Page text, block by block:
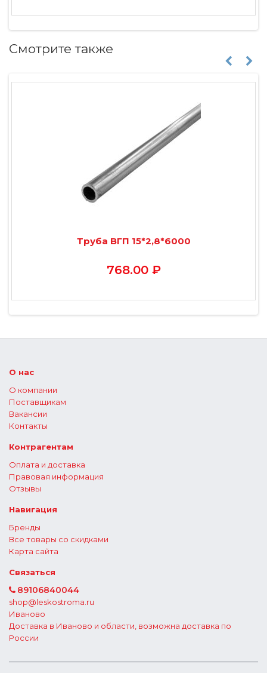
Смотрите также
Труба ВГП 15*2,8*6000
768.00 ₽
О нас
О компании
Поставщикам
Вакансии
Контакты
Контрагентам
Оплата и доставка
Правовая информация
Отзывы
Навигация
Бренды
Все товары со скидками
Карта сайта
Связаться
89106840044
shop@leskostroma.ru
Иваново
Доставка в Иваново и области, возможна доставка по
России